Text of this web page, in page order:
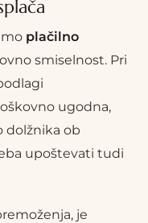
plačilno
smiselnost. Pri
ugodna,
dolžnika ob
upoštevati tudi
je